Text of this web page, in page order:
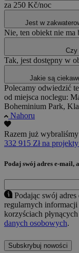
za 250 Kč/noc
Jest w
Nie, ten obiekt nie ma
Czy
Tak, jest dostępny w
Jakie są
Polecamy odwiedzić
od miejsca noclegu:
Boheminium Park,
Nahoru
Razem już wybraliśmy
332 915 Zł na
Podaj swój adres e-mail,
Podając swój
regularnych
korzyściach
danych osobowych.
Subskrybuj nowości